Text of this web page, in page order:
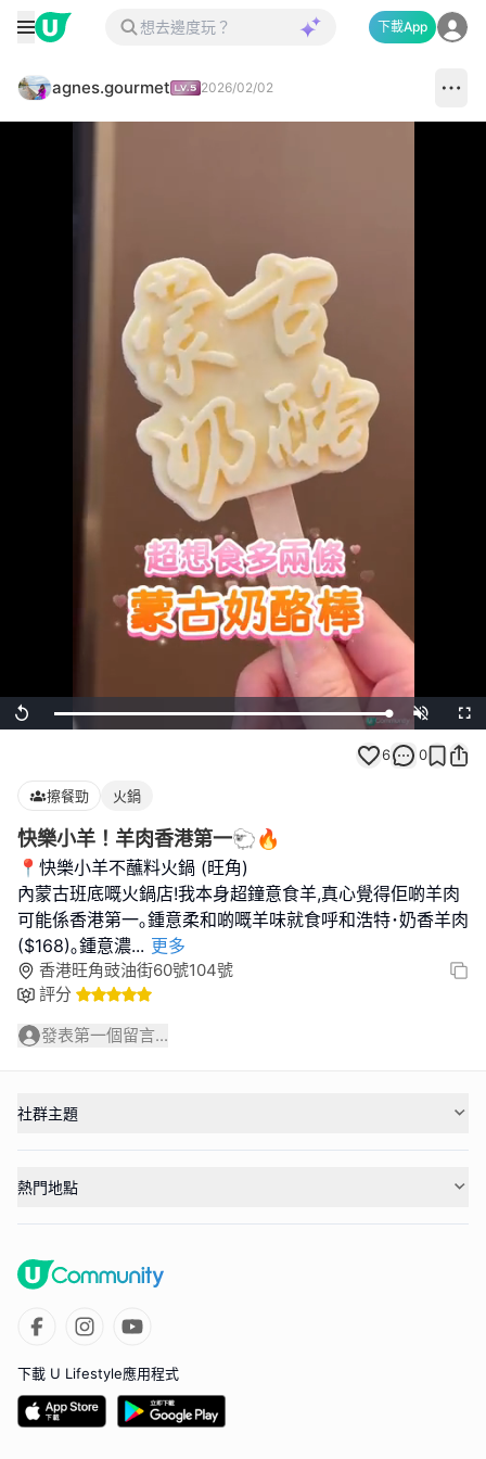
下載App
agnes.gourmet 2026/02/02
Replay Loaded:
100.00%
Unmute
6 0
擦餐勁 火鍋
快樂小羊！羊肉香港第一🐑🔥
📍快樂小羊不蘸料火鍋 (旺角)
內蒙古班底嘅火鍋店!我本身超鐘意食羊,真心覺得佢啲羊肉
可能係香港第一｡鍾意柔和啲嘅羊味就食呼和浩特･奶香羊肉
($168)｡鍾意濃... 更多
香港旺角豉油街60號104號
評分
發表第一個留言...
社群主題
熱門地點
下載 U Lifestyle應用程式